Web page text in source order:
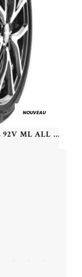
NOUVEAU
MASTERSTEEL - 215/50 VR18 TL 92V ML ALL WEATHER 2 - 2155018 - CBB